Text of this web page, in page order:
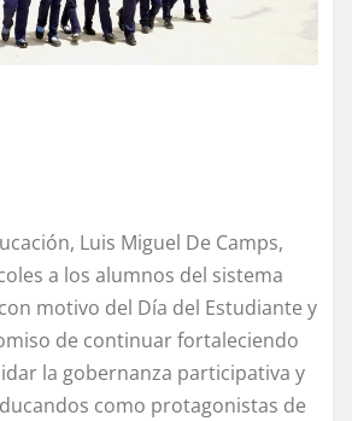
Luis Miguel De Camps,
a los alumnos del sistema
motivo del Día del Estudiante y
de continuar fortaleciendo
la gobernanza participativa y
como protagonistas de